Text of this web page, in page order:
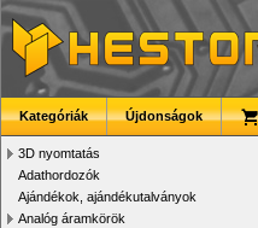
Kategóriák Újdonságok
3D nyomtatás
Adathordozók
Ajándékok, ajándékutalványok
Analóg áramkörök